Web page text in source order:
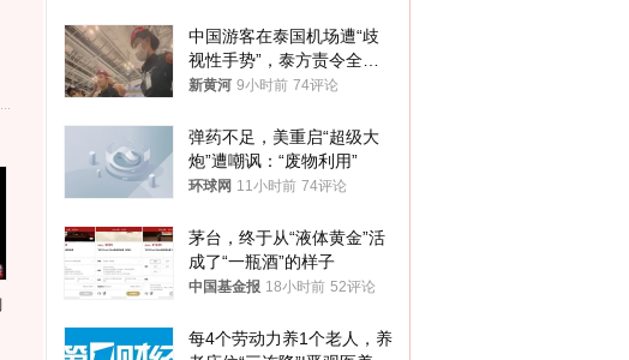
中国游客在泰国机场遭“歧
视性手势”，泰方责令全面
调查，对责任人采取最严厉
新黄河 9小时前 74评论
弹药不足，美重启“超级大
炮”遭嘲讽：“废物利用”
环球网 11小时前 74评论
茅台，终于从“液体黄金”活
成了“一瓶酒”的样子
中国基金报 18小时前 52评论
每4个劳动力养1个老人，养